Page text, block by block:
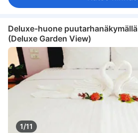
Deluxe-huone puutarhanäkymällä
(Deluxe Garden View)
1/11